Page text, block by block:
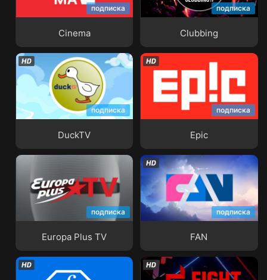
подписка
Cinema
подписка
Clubbing
Clubbing
подписка
DuckTV
DuckTV
подписка
Epic
подписка
Europa Plus TV
Europa Plus TV
подписка
FAN
FAN